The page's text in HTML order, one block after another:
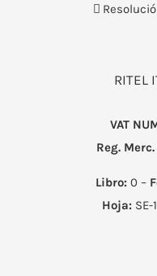
RITEL
VAT
Reg.
Libro:0 –
Hoja: SE-